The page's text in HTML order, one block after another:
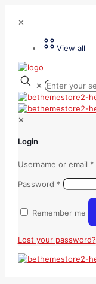
✕
View all
✕
✕
Login
Username or email *
Password *
Remember me
Lost your password?